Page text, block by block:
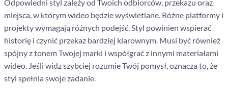
Odpowiedni styl zależy od Twoich odbiorców, przekazu oraz
miejsca, w którym wideo będzie wyświetlane. Różne platformy i
projekty wymagają różnych podejść. Styl powinien wspierać
historię i czynić przekaz bardziej klarownym. Musi być również
spójny z tonem Twojej marki i współgrać z innymi materiałami
wideo. Jeśli widz szybciej rozumie Twój pomysł, oznacza to, że
styl spełnia swoje zadanie.